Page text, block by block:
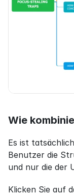
Wie
Es ist
Benutzer die
und nur die der
Klicken Sie auf